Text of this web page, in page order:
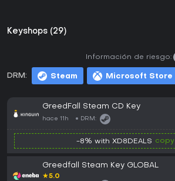
Keyshops (29)
DRM: Steam Microsoft Store
Información de riesgo:
GreedFall Steam CD Key
hace 11h DRM:
-8% with XD8DEALS copy
Greedfall Steam Key GLOBAL
★5.0